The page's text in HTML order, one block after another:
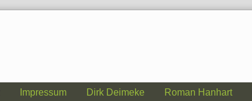
Impressum Dirk Deimeke Roman Hanhart